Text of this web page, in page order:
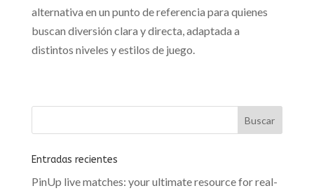
alternativa en un punto de referencia para quienes
buscan diversión clara y directa, adaptada a
distintos niveles y estilos de juego.
Entradas recientes
PinUp live matches: your ultimate resource for real-